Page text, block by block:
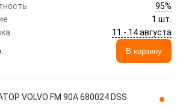
95%
1 шт.
11 - 14 августа
В корзину
VOLVO FM 90A 680024 DSS